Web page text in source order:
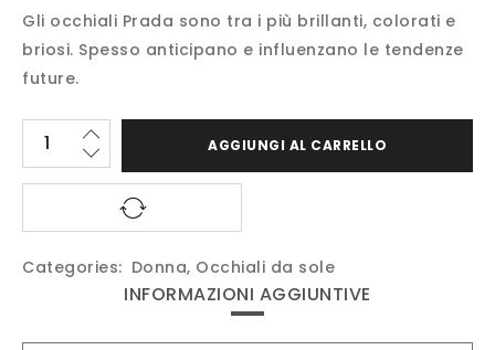
Gli occhiali Prada sono tra i più brillanti, colorati e
briosi. Spesso anticipano e influenzano le tendenze
future.
AGGIUNGI AL CARRELLO
Categories: Donna, Occhiali da sole
INFORMAZIONI AGGIUNTIVE